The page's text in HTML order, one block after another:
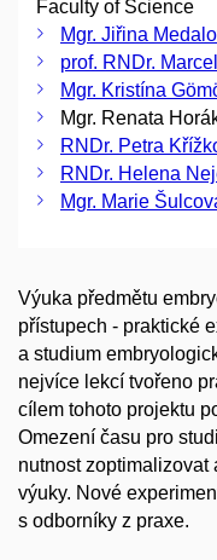
Faculty of Science
Mgr. Jiřina
prof. RNDr.
Mgr. Kristína
Mgr. Renata
RNDr. Petra
RNDr. Helena
Mgr. Marie
Výuka předmětu
přístupech - praktické
a studium
nejvíce lekcí tvořeno
cílem tohoto projektu
Omezení času pro
nutnost zoptimalizovat
výuky. Nové
s odborníky z praxe.